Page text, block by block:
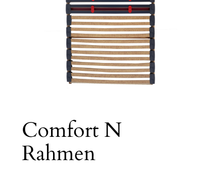
Comfort N
Rahmen